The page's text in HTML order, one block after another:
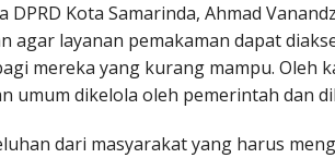
DPRD Kota Samarinda, Ahmad
agar layanan pemakaman dapat
mereka yang kurang mampu. Oleh
umum dikelola oleh pemerintah dan
dari masyarakat yang harus